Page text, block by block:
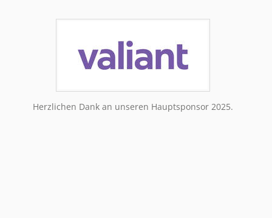
Herzlichen Dank an unseren Hauptsponsor 2025.